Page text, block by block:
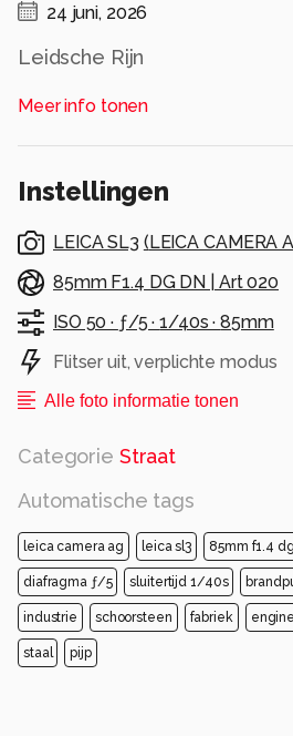
24 juni, 2026
Leidsche Rijn
Alle rechten voorbehouden
Meer info tonen
Instellingen
LEICA SL3 (LEICA CAMERA
85mm F1.4 DG DN | Art 020
ISO 50 · ƒ/5 ·1/40s ·85mm
Flitser uit, verplichte modus
Alle foto informatie tonen
Categorie Straat
Automatische tags
leica camera ag leica sl3 85mm f1.4
diafragma ƒ/5 sluitertijd 1/40s
industrie schoorsteen fabriek
staal pijp